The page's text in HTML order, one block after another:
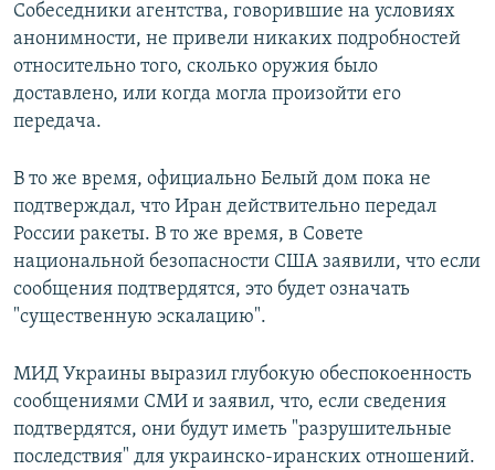
Собеседники агентства, говорившие на условиях
анонимности, не привели никаких подробностей
относительно того, сколько оружия было
доставлено, или когда могла произойти его
передача.
В то же время, официально Белый дом пока не
подтверждал, что Иран действительно передал
России ракеты. В то же время, в Совете
национальной безопасности США заявили, что если
сообщения подтвердятся, это будет означать
"существенную эскалацию".
МИД Украины выразил глубокую обеспокоенность
сообщениями СМИ и заявил, что, если сведения
подтвердятся, они будут иметь "разрушительные
последствия" для украинско-иранских отношений.